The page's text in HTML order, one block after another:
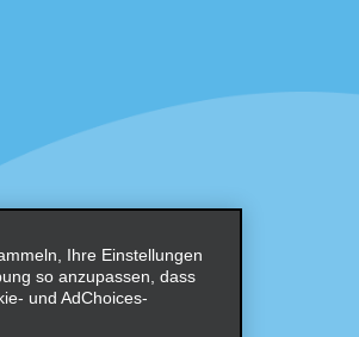
Ihre Einstellungen
so anzupassen, dass
und AdChoices-